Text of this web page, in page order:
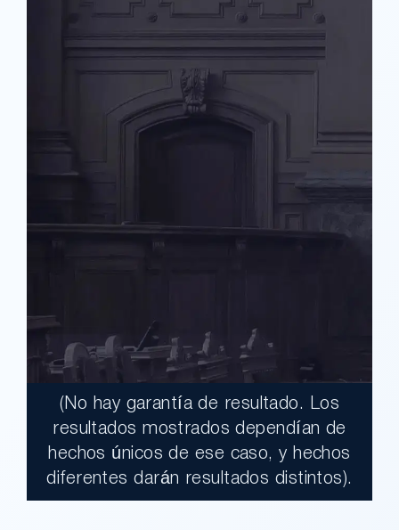
$17,900,000.00
Un jurado declaró al Condado de Los
(No hay garantía de resultado. Los
resultados mostrados dependían de
hechos únicos de ese caso, y hechos
diferentes darán resultados distintos).